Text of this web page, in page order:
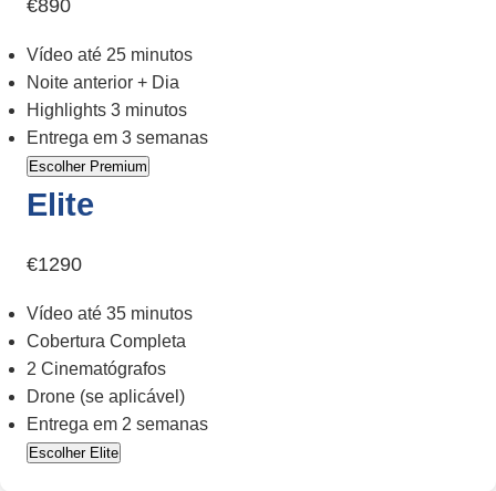
€890
Vídeo até 25 minutos
Noite anterior + Dia
Highlights 3 minutos
Entrega em 3 semanas
Escolher Premium
Elite
€1290
Vídeo até 35 minutos
Cobertura Completa
2 Cinematógrafos
Drone (se aplicável)
Entrega em 2 semanas
Escolher Elite